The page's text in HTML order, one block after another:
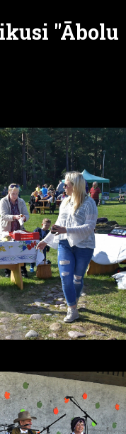
"Ābolu